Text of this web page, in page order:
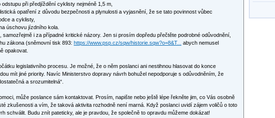
při předjíždění cyklisty nejméně 1,5 m,
opatření z důvodu bezpečnosti a plynulosti a vyjasnění, že se tato povinnost vůbec
a cyklisty,
úschovu jízdního kola.
samozřejmě i za případné kritické názory. Jen si prosím dopředu přečtěte podrobné odůvodnění,
zákona (sněmovní tisk 893: https://www.psp.cz/sqw/historie.sqw?o=8&T...
abych nemusel
opakovat.
legislativního procesu. Je možné, že o něm poslanci ani nestihnou hlasovat do konce
mít jiné priority. Navíc Ministerstvo dopravy návrh bohužel nepodporuje s odůvodněním, že
a srozumitelná“.
může poslance sám kontaktovat. Prosím, napište nebo ještě lépe řekněte jim, co Vás osobně
zkušenosti a vím, že taková aktivita rozhodně není marná. Když poslanci uvidí zájem voličů o toto
schválit. Budu znít pateticky, ale je pravdou, že společně to opravdu můžeme dokázat!